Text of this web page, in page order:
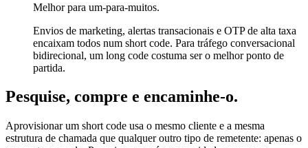
Melhor para um-para-muitos.
Envios de marketing, alertas transacionais e OTP de alta taxa
encaixam todos num short code. Para tráfego conversacional
bidirecional, um long code costuma ser o melhor ponto de
partida.
Pesquise, compre e encaminhe-o.
Aprovisionar um short code usa o mesmo cliente e a mesma
estrutura de chamada que qualquer outro tipo de remetente: apenas o